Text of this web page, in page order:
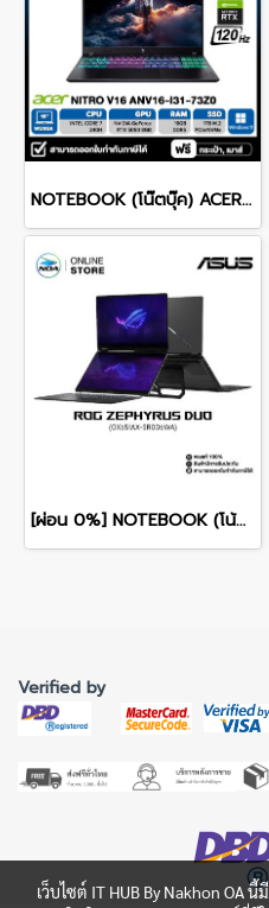
NOTEBOOK (โน๊ตบุ๊ค) ACER NITRO V 16 ANV16-I31-73Z0 16-inch WUXGA/CORE 7 240H/16GB/SSD 1TB/RTX 5060/WINDOWS 11 รับประกันซ่อมฟรีถึงบ้าน 3ปี
[ผ่อน 0%] NOTEBOOK (โน้ตบุ๊ก) ASUS ROG ZEPHYRUS DUO 16 GX651AX-SR006WA 16" 3K OLED 120Hz Touchscreen/ULTRA 9 386H/64GB/SSD 2TB/RTX 5090/WINDOWS 11+MS OFFICE รับประกันศูนย์ไทย 3ปี
Verified by
เว็บไซต์ IT HUB By Nakhon OA